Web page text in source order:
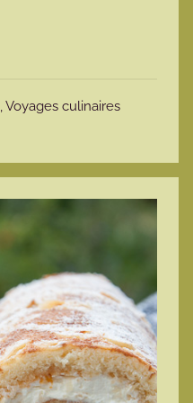
,Voyages culinaires